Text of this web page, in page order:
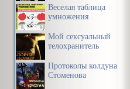
Веселая таблица
умножения
Мой сексуальный
телохранитель
Протоколы колдуна
Стоменова